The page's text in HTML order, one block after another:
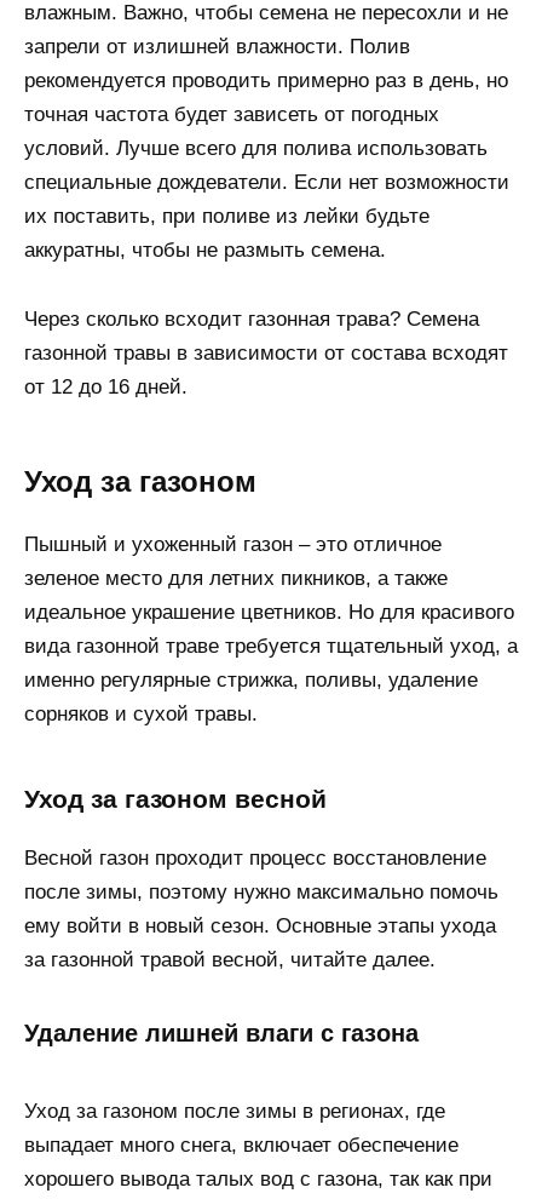
влажным. Важно, чтобы семена не пересохли и не
запрели от излишней влажности. Полив
рекомендуется проводить примерно раз в день, но
точная частота будет зависеть от погодных
условий. Лучше всего для полива использовать
специальные дождеватели. Если нет возможности
их поставить, при поливе из лейки будьте
аккуратны, чтобы не размыть семена.
Через сколько всходит газонная трава? Семена
газонной травы в зависимости от состава всходят
от 12 до 16 дней.
Уход за газоном
Пышный и ухоженный газон – это отличное
зеленое место для летних пикников, а также
идеальное украшение цветников. Но для красивого
вида газонной траве требуется тщательный уход, а
именно регулярные стрижка, поливы, удаление
сорняков и сухой травы.
Уход за газоном весной
Весной газон проходит процесс восстановление
после зимы, поэтому нужно максимально помочь
ему войти в новый сезон. Основные этапы ухода
за газонной травой весной, читайте далее.
Удаление лишней влаги с газона
Уход за газоном после зимы в регионах, где
выпадает много снега, включает обеспечение
хорошего вывода талых вод с газона, так как при